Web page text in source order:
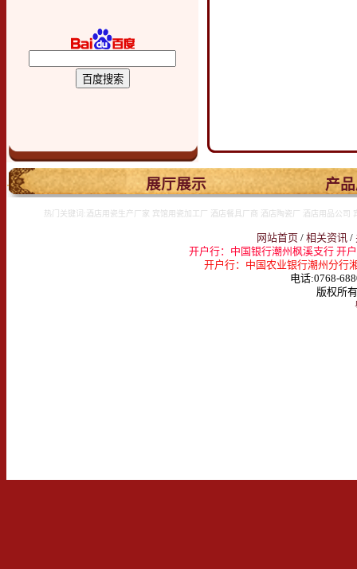
. 展厅展示 产
热门关键词:酒店用瓷生产厂家 宾馆用瓷加工厂 酒店餐具厂商 酒店陶瓷厂 酒店用品公
网站首页/ 相关资讯/
开户行：中国银行潮州枫溪支行 开
开户行：中国农业银行潮州分行
电话:0768-
版权所